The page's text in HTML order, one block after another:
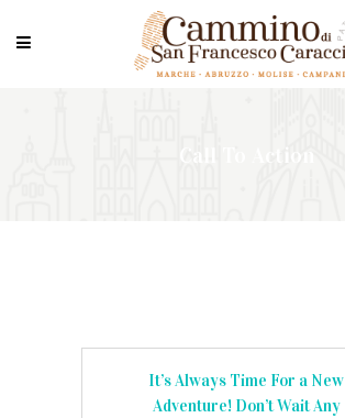
It’s Always Time For a New
Adventure! Don’t Wait Any